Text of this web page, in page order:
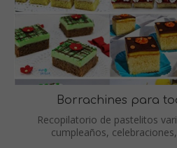
Borrachines para
Recopilatorio de pastelitos
cumpleaños,